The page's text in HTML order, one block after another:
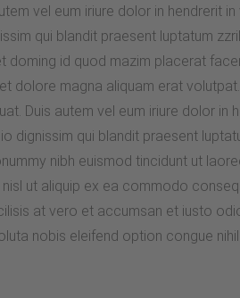
vel eum iriure dolor in hendrerit
qui blandit praesent luptatum
doming id quod mazim placerat
dolore magna aliquam erat
Duis autem vel eum iriure dolor in
dignissim qui blandit praesent
nibh euismod tincidunt ut
ut aliquip ex ea commodo
at vero et accumsan et iusto
nobis eleifend option congue